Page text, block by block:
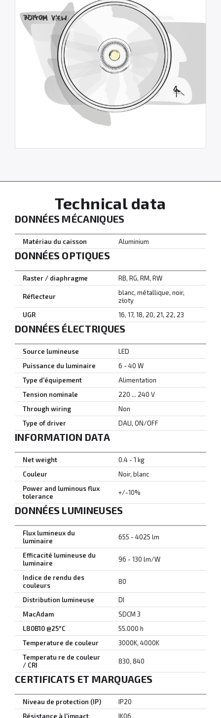
Technical data
DONNÉES MÉCANIQUES
Matériau du caisson Aluminium
DONNÉES OPTIQUES
Raster / diaphragme RB, RG, RM, RW
Réflecteur
blanc, métallique, noir,
złoty
UGR
16, 17, 18, 20, 21, 22, 23
DONNÉES ÉLECTRIQUES
Source lumineuse
LED
Puissance du luminaire
6 - 40 W
Type d'équipement
Alimentation
Tension nominale
220 ... 240 V
Through wiring
Non
Type of driver
DALI, ON/OFF
INFORMATION DATA
Net weight
0.4 - 1 kg
Couleur
Noir, blanc
Power and luminous flux
tolerance
+/-10%
DONNÉES LUMINEUSES
Flux lumineux du
luminaire
655 - 4025 lm
Efficacité lumineuse du
luminaire
96 - 130 lm/W
Indice de rendu des
couleurs
80
Distribution lumineuse
DI
MacAdam
SDCM 3
L80B10 @25°C
55.000 h
Temperature de couleur
3000K, 4000K
Temperatu re de couleur
/ CRI
830, 840
CERTIFICATS ET MARQUAGES
Niveau de protection (IP)
IP20
Résistance à l'impact
IK06